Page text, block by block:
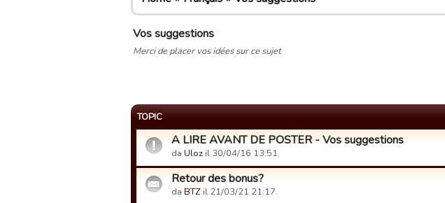
Vos suggestions
Merci de placer vos idées sur ce sujet
TOPIC
A LIRE AVANT DE POSTER - Vos suggestions
da Uloz il 30/04/16 13:51.
Retour des bonus?
da BTZ il 21/03/21 21:17.